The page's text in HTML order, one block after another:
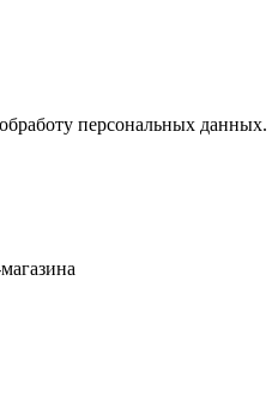
персональных данных.